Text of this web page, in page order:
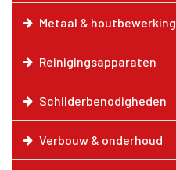
Metaal & houtbewerking
Reinigingsapparaten
Schilderbenodigheden
Verbouw & onderhoud